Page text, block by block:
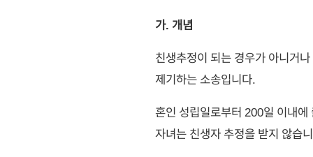
가. 개념
친생추정이 되는 경우가 아니거
제기하는 소송입니다.
혼인 성립일로부터 200일 이내
자녀는 친생자 추정을 받지 않습